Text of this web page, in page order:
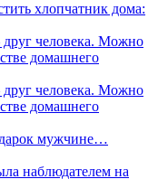
хлопчатник дома:
человека. Можно
домашнего
человека. Можно
домашнего
мужчине…
наблюдателем на